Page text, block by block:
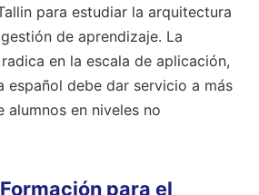
para estudiar la arquitectura
de aprendizaje. La
en la escala de aplicación,
español debe dar servicio a más
alumnos en niveles no
para el